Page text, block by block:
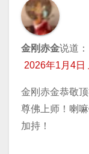
金刚赤金说道：
2026年1月4日
金刚赤金恭敬
尊佛上师！喇
加持！